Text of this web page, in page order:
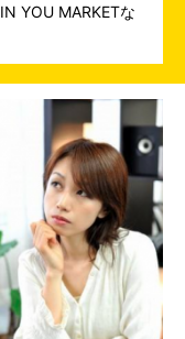
IN YOU MARKETな